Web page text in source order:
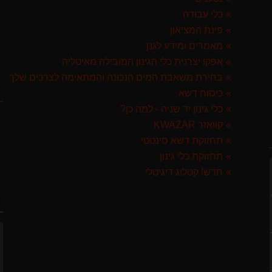
כלי עבודה
פינת המציאון
מאמרים ומידע לגנן
אפקו יצרנית כלי הגינון המובילה מאיטליה
בחירת משאבת המים הנכונה והמתאימה לצרכים שלך
כיסוח דשא
כלי גינון יד שניה - למה כן?
קוואזר KWAZAR
תחזוקת דשא סינטטי
תחזוקת כלי גינון
חדש! קטלוג דיגיטלי